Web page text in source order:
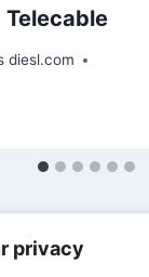
privacy
diesl.com